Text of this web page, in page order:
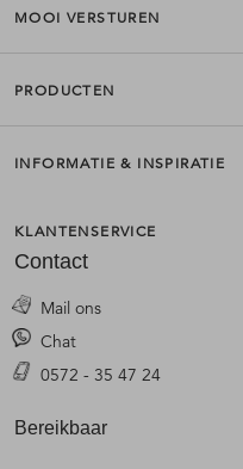
MOOI VERSTUREN
PRODUCTEN
INFORMATIE & INSPIRATIE
KLANTENSERVICE
Contact
Mail ons
Chat
0572 - 35 47 24
Bereikbaar